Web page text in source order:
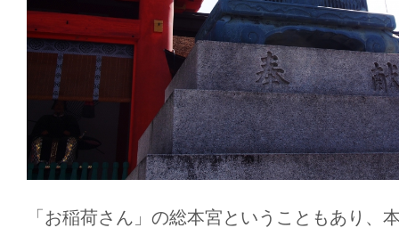
「お稲荷さん」の総本宮ということもあり、